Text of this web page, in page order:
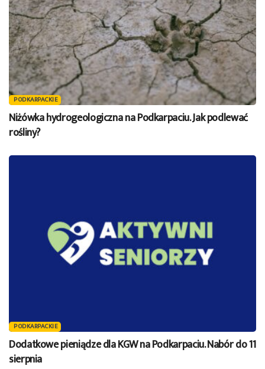
PODKARPACKIE
Niżówka hydrogeologiczna na Podkarpaciu. Jak podlewać
rośliny?
PODKARPACKIE
Dodatkowe pieniądze dla KGW na Podkarpaciu. Nabór do 11
sierpnia